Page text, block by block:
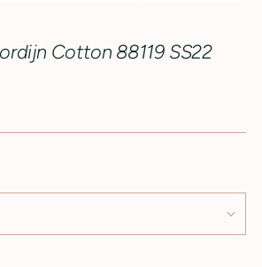
Cotton 88119 SS22